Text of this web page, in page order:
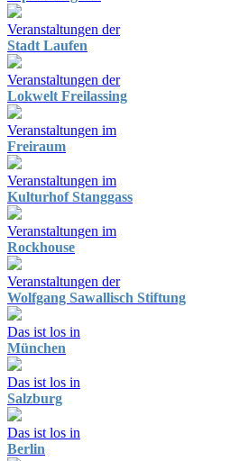
Veranstaltungen der
Stadt Laufen
Veranstaltungen der
Lokwelt Freilassing
Veranstaltungen im
Freiraum
Veranstaltungen im
Kulturhof Stanggass
Veranstaltungen im
Rockhouse
Veranstaltungen der
Wolfgang Sawallisch Stiftung
Das ist los in
München
Das ist los in
Salzburg
Das ist los in
Berlin